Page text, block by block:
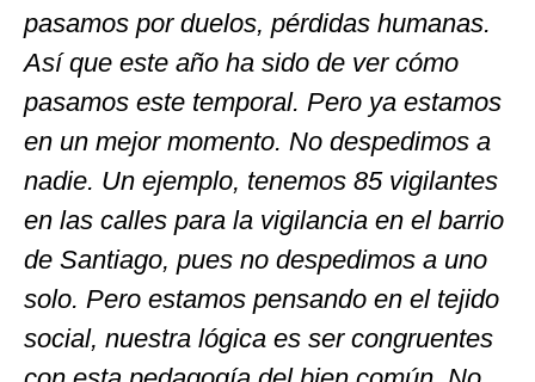
pasamos por duelos, pérdidas humanas.
Así que este año ha sido de ver cómo
pasamos este temporal. Pero ya estamos
en un mejor momento. No despedimos a
nadie. Un ejemplo, tenemos 85 vigilantes
en las calles para la vigilancia en el barrio
de Santiago, pues no despedimos a uno
solo. Pero estamos pensando en el tejido
social, nuestra lógica es ser congruentes